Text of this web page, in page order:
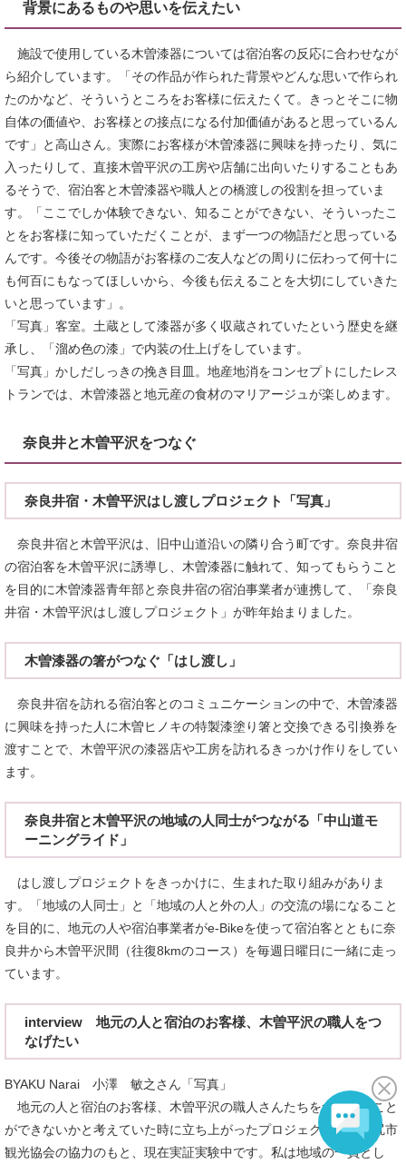
背景にあるものや思いを伝えたい
施設で使用している木曽漆器については宿泊客の反応に合わせなが
ら紹介しています。「その作品が作られた背景やどんな思いで作られ
たのかなど、そういうところをお客様に伝えたくて。きっとそこに物
自体の価値や、お客様との接点になる付加価値があると思っているん
です」と高山さん。実際にお客様が木曽漆器に興味を持ったり、気に
入ったりして、直接木曽平沢の工房や店舗に出向いたりすることもあ
るそうで、宿泊客と木曽漆器や職人との橋渡しの役割を担っていま
す。「ここでしか体験できない、知ることができない、そういったこ
とをお客様に知っていただくことが、まず一つの物語だと思っている
んです。今後その物語がお客様のご友人などの周りに伝わって何十に
も何百にもなってほしいから、今後も伝えることを大切にしていきた
いと思っています」。
「写真」客室。土蔵として漆器が多く収蔵されていたという歴史を継
承し、「溜め色の漆」で内装の仕上げをしています。
「写真」かしだしっきの挽き目皿。地産地消をコンセプトにしたレス
トランでは、木曽漆器と地元産の食材のマリアージュが楽しめます。
奈良井と木曽平沢をつなぐ
奈良井宿・木曽平沢はし渡しプロジェクト「写真」
奈良井宿と木曽平沢は、旧中山道沿いの隣り合う町です。奈良井宿
の宿泊客を木曽平沢に誘導し、木曽漆器に触れて、知ってもらうこと
を目的に木曽漆器青年部と奈良井宿の宿泊事業者が連携して、「奈良
井宿・木曽平沢はし渡しプロジェクト」が昨年始まりました。
木曽漆器の箸がつなぐ「はし渡し」
奈良井宿を訪れる宿泊客とのコミュニケーションの中で、木曽漆器
に興味を持った人に木曽ヒノキの特製漆塗り箸と交換できる引換券を
渡すことで、木曽平沢の漆器店や工房を訪れるきっかけ作りをしてい
ます。
奈良井宿と木曽平沢の地域の人同士がつながる「中山道モ
ーニングライド」
はし渡しプロジェクトをきっかけに、生まれた取り組みがありま
す。「地域の人同士」と「地域の人と外の人」の交流の場になること
を目的に、地元の人や宿泊事業者がe-Bikeを使って宿泊客とともに奈
良井から木曽平沢間（往復8kmのコース）を毎週日曜日に一緒に走っ
ています。
interview 地元の人と宿泊のお客様、木曽平沢の職人をつ
なげたい
BYAKU Narai 小澤 敏之さん「写真」
地元の人と宿泊のお客様、木曽平沢の職人さんたちをつなげること
ができないかと考えていた時に立ち上がったプロジェクトで、塩尻市
観光協会の協力のもと、現在実証実験中です。私は地域の一員とし